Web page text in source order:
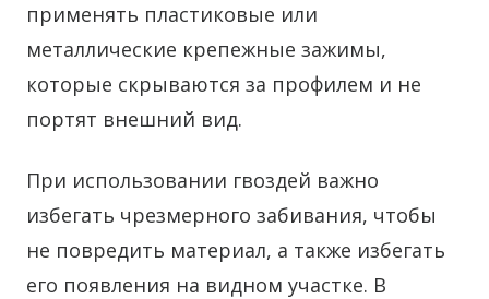
применять пластиковые или
металлические крепежные зажимы,
которые скрываются за профилем и не
портят внешний вид.
При использовании гвоздей важно
избегать чрезмерного забивания, чтобы
не повредить материал, а также избегать
его появления на видном участке. В